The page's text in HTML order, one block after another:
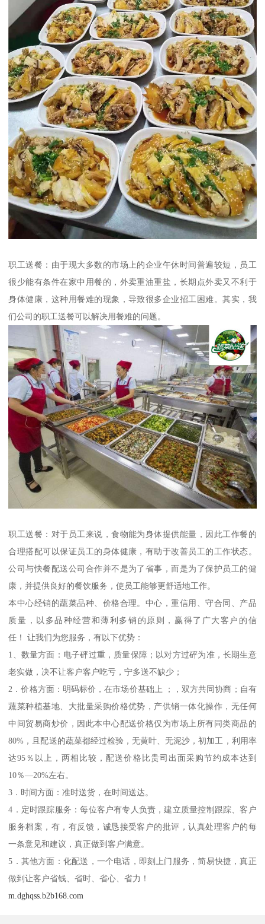
职工送餐：由于现大多数的市场上的企业午休时间普遍较短，员工
很少能有条件在家中用餐的，外卖重油重盐，长期点外卖又不利于
身体健康，这种用餐难的现象，导致很多企业招工困难。其实，我
们公司的职工送餐可以解决用餐难的问题。
职工送餐：对于员工来说，食物能为身体提供能量，因此工作餐的
合理搭配可以保证员工的身体健康，有助于改善员工的工作状态。
公司与快餐配送公司合作并不是为了省事，而是为了保护员工的健
康，并提供良好的餐饮服务，使员工能够更舒适地工作。
本中心经销的蔬菜品种、价格合理。中心，重信用、守合同、产品
质量，以多品种经营和薄利多销的原则，赢得了广大客户的信
任！ 让我们为您服务，有以下优势：
1、数量方面：电子砰过重，质量保障；以对方过砰为准，长期生意
老实做，决不让客户客户吃亏，宁多送不缺少；
2．价格方面：明码标价，在市场价基础上 ；，双方共同协商；自有
蔬菜种植基地、大批量采购价格优势，产供销一体化操作，无任何
中间贸易商炒价，因此本中心配送价格仅为市场上所有同类商品的
80%，且配送的蔬菜都经过检验，无黄叶、无泥沙，初加工，利用率
达95％以上，两相比较，配送价格比贵司出面采购节约成本达到
10％—20%左右。
3．时间方面：准时送货，在时间送达。
4．定时跟踪服务：每位客户有专人负责，建立质量控制跟踪、客户
服务档案，有，有反馈，诚恳接受客户的批评，认真处理客户的每
一条意见和建议，真正做到客户满意。
5．其他方面：化配送，一个电话，即刻上门服务，简易快捷，真正
做到让客户省钱、省时、省心、省力！
m.dghqss.b2b168.com